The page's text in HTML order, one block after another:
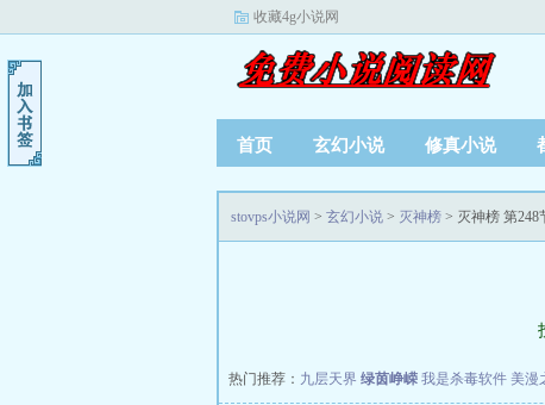
收藏4g小说网
首页 玄幻小说 修真小说
stovps小说网 > 玄幻小说 > 灭神榜 > 灭神榜 第248
热门推荐： 九层天界 绿茵峥嵘 我是杀毒软件 美漫